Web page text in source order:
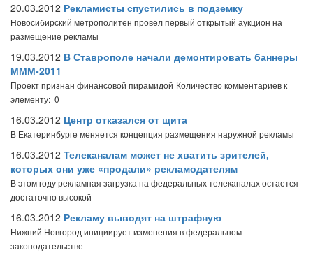
20.03.2012 Рекламисты спустились в подземку
Новосибирский метрополитен провел первый открытый аукцион на
размещение рекламы
19.03.2012 В Ставрополе начали демонтировать баннеры
МММ-2011
Проект признан финансовой пирамидой Количество комментариев к
элементу: 0
16.03.2012 Центр отказался от щита
В Екатеринбурге меняется концепция размещения наружной рекламы
16.03.2012 Телеканалам может не хватить зрителей,
которых они уже «продали» рекламодателям
В этом году рекламная загрузка на федеральных телеканалах остается
достаточно высокой
16.03.2012 Рекламу выводят на штрафную
Нижний Новгород инициирует изменения в федеральном
законодательстве